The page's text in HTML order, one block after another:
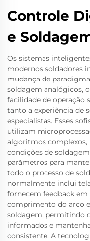
Controle
e
Os sistemas
modernos soldadores
mudança de
soldagem analógicos,
facilidade de operação
tanto a experiência de
especialistas. Esses
utilizam
algoritmos
condições de
parâmetros para
todo o processo de
normalmente inclui
fornecem feedback
comprimento do arco
soldagem, permitindo
informados e
consistente. A